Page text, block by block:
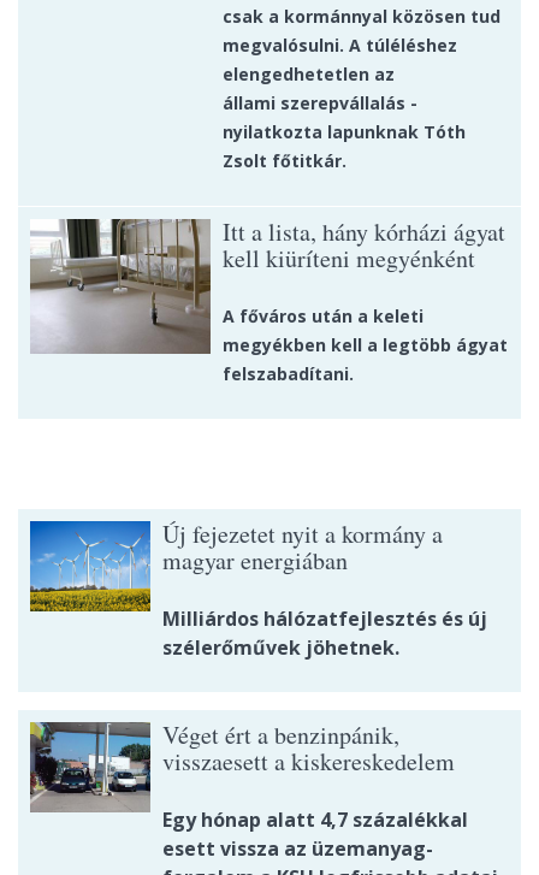
csak a kormánnyal közösen tud
megvalósulni. A túléléshez
elengedhetetlen az
állami szerepvállalás -
nyilatkozta lapunknak Tóth
Zsolt főtitkár.
Itt a lista, hány kórházi ágyat
kell kiüríteni megyénként
A főváros után a keleti
megyékben kell a legtöbb ágyat
felszabadítani.
Új fejezetet nyit a kormány a
magyar energiában
Milliárdos hálózatfejlesztés és új
szélerőművek jöhetnek.
Véget ért a benzinpánik,
visszaesett a kiskereskedelem
Egy hónap alatt 4,7 százalékkal
esett vissza az üzemanyag-